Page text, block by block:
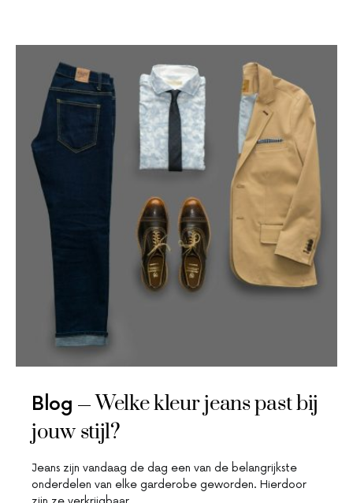
Blog
Welke kleur jeans past bij
jouw stijl?
Jeans zijn vandaag de dag een van de belangrijkste
onderdelen van elke garderobe geworden. Hierdoor